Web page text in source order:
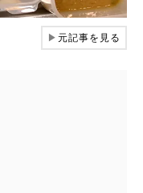
▶元記事を見る